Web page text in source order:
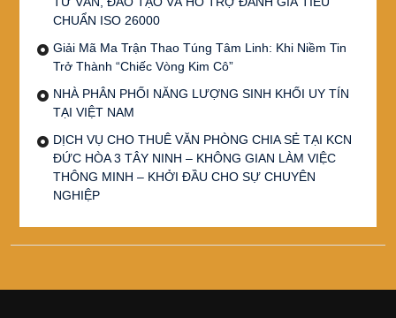
CHUẨN ISO 26000
Giải Mã Ma Trận Thao Túng Tâm Linh: Khi Niềm Tin
Trở Thành “Chiếc Vòng Kim Cô”
NHÀ PHÂN PHỐI NĂNG LƯỢNG SINH KHỐI UY TÍN
TẠI VIỆT NAM
DỊCH VỤ CHO THUÊ VĂN PHÒNG CHIA SẺ TẠI KCN
ĐỨC HÒA 3 TÂY NINH – KHÔNG GIAN LÀM VIỆC
THÔNG MINH – KHỞI ĐẦU CHO SỰ CHUYÊN
NGHIỆP